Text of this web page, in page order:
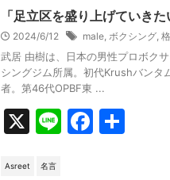
b
o
o
k
「足立区を盛り上げていき
2024/6/12 male, ボクシング,
武居 由樹は、日本の男性プロボク
シングジム所属。初代Krushバンタ
者。第46代OPBF東 ...
X
Li F
Asreet 名言